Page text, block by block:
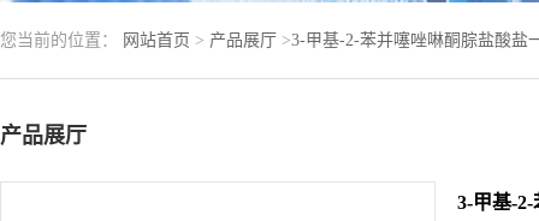
您当前的位置： 网站首页 > 产品展厅 >3-甲基-2-苯并噻唑啉酮腙盐酸盐
产品展厅
3-甲基-